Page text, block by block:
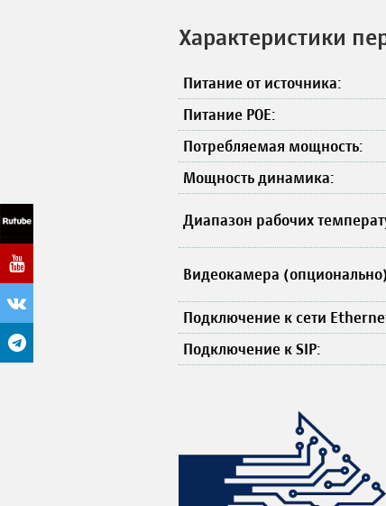
Характеристики
Питание от источника:
Питание POE:
Потребляемая мощность:
Мощность динамика:
Диапазон рабочих
Видеокамера
Подключение к сети
Подключение к SIP: